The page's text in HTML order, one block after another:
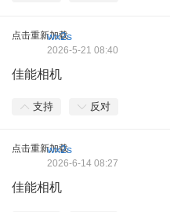
点击重新加载
wx2s
2026-5-21 08:40
佳能相机
支持 反对
点击重新加载
wx2s
2026-6-14 08:27
佳能相机